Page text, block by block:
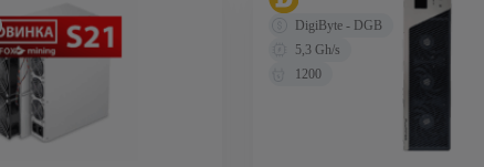
DigiByte - DGB
5,3 Gh/s
1200